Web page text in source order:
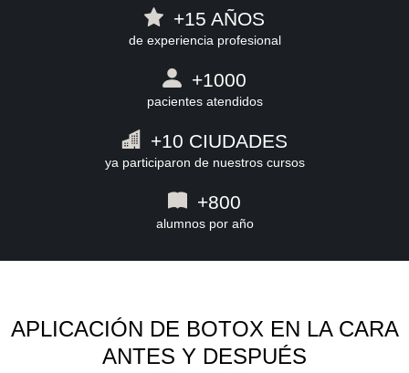
+15 AÑOS
de experiencia profesional
+1000
pacientes atendidos
+10 CIUDADES
ya participaron de nuestros cursos
+800
alumnos por año
APLICACIÓN DE BOTOX EN LA CARA
ANTES Y DESPUÉS